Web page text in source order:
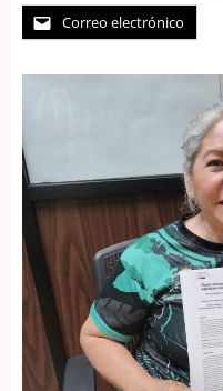
Correo electrónico